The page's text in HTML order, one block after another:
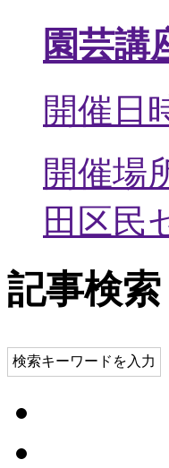
園芸
開催日
開催場
田区民
記事検索
検索キーワードを入力